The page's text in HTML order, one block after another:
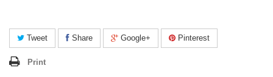
Tweet Share Google+ Pinterest
Print